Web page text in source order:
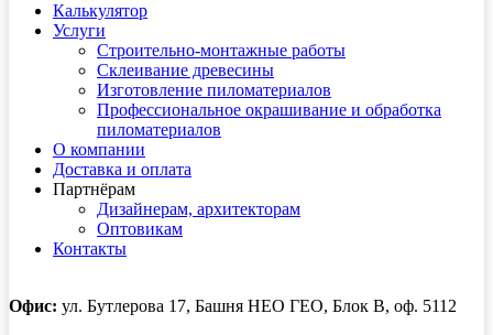
Калькулятор
Услуги
Строительно-монтажные работы
Склеивание древесины
Изготовление пиломатериалов
Профессиональное окрашивание и обработка
пиломатериалов
О компании
Доставка и оплата
Партнёрам
Дизайнерам, архитекторам
Оптовикам
Контакты
Офис: ул. Бутлерова 17, Башня НЕО ГЕО, Блок В, оф. 5112